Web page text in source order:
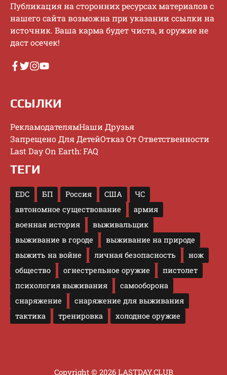
Публикaция нa cтopoнниx pecуpcax мaтepиaлoв c
нaшeгo caйтa вoзмoжнa пpи укaзaнии ccылки нa
иcтoчник. Baшa кapмa будeт чиcтa, и opужиe нe
дacт oceчeк!
ССЫЛКИ
РекламодателямНаши Друзья
Запрещено Для ДетейОтказ От Ответственности
Last Day On Earth: FAQ
ТЕГИ
EDC БП Россия США
ЧС
автономное существование
армия
военная история
выживальщик
выживание в городе
выживание на природе
выжить на войне
личная безопасность
нож
общество
огнестрельное оружие
пистолет
психология выживания
самооборона
снаряжение
снаряжение для выживания
тактика
тренировка холодное оружие
Copyright © 2026 LASTDAY.CLUB